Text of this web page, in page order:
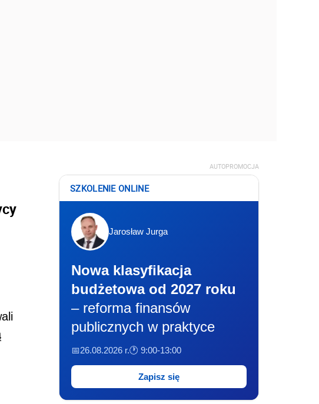
AUTOPROMOCJA
SZKOLENIE ONLINE
Jarosław Jurga
Nowa klasyfikacja
budżetowa od 2027 roku
– reforma finansów
publicznych w praktyce
📅26.08.2026 r.🕐 9:00-13:00
Zapisz się